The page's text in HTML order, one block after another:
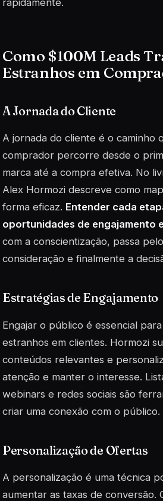
Como $100M Leads
Estranhos em
A Jornada do Cliente
A jornada do cliente é o caminho
comprador percorre desde o
marca até a compra efetiva. No
Alex Hormozi descreve como
forma eficaz. Entender cada
oportunidades de engajamento
com a conscientização, passa
consideração e finalmente a
Estratégias de Engajamento
Engajar o público é essencial
estranhos em clientes. Hormozi
conteúdos relevantes e
atenção e manter o interesse.
webinars e redes sociais são
criar uma conexão com o público.
Personalização de Ofertas
A personalização é uma técnica
aumentar as taxas de